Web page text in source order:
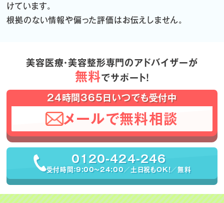
けています。
根拠のない情報や偏った評価はお伝えしません。
美容医療・美容整形専門のアドバイザーが
無料でサポート！
24時間365日いつでも受付中
メールで無料相談
0120-424-246
受付時間：9:00〜24:00／土日祝もOK！／無料